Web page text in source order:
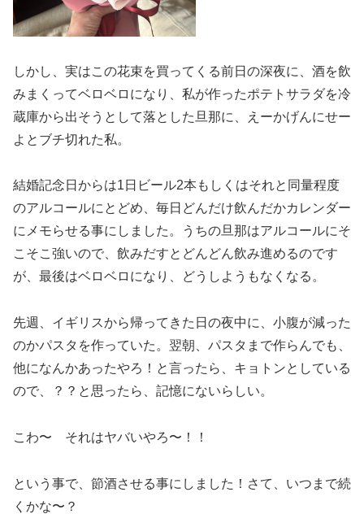
しかし、実はこの花束を買ってくる前日の深夜に、酒を飲
みまくってベロベロになり、私が作ったポテトサラダを冷
蔵庫から出そうとして落とした旦那に、えーかげんにせー
よとブチ切れた私。
結婚記念日からは1日ビール2本もしくはそれと同量程度
のアルコールにとどめ、毎日どんだけ飲んだかカレンダー
にメモらせる事にしました。うちの旦那はアルコールにそ
こそこ強いので、飲みだすとどんどん飲み進めるのです
が、最後はベロベロになり、どうしようもなくなる。
先週、イギリスから帰ってきた日の夜中に、小腹が減った
のかパスタを作っていた。翌朝、パスタまで作らんでも、
他になんかあったやろ！と言ったら、キョトンとしている
ので、？？と思ったら、記憶にないらしい。
こわ〜 それはヤバいやろ〜！！
という事で、節酒させる事にしました！さて、いつまで続
くかな〜？